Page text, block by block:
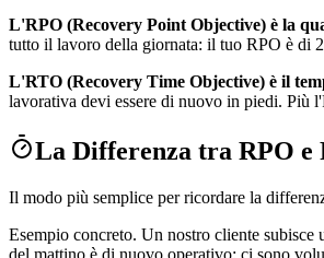
L'RPO (Recovery Point Objective) è la
tutto il lavoro della giornata: il tuo RPO è di
L'RTO (Recovery Time Objective) è il
lavorativa devi essere di nuovo in piedi. Più
La Differenza tra RPO e
Il modo più semplice per ricordare la
Esempio concreto. Un nostro cliente
del mattino è di nuovo operativo: ci sono